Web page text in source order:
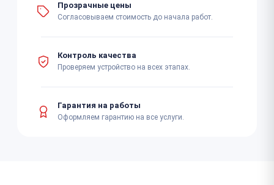
Прозрачные цены
Согласовываем стоимость до начала работ.
Контроль качества
Проверяем устройство на всех этапах.
Гарантия на работы
Оформляем гарантию на все услуги.